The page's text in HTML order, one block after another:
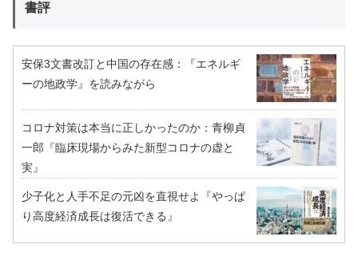
書評
安保3文書改訂と中国の存在感：『エネルギ
ーの地政学』を読みながら
コロナ対策は本当に正しかったのか：青柳貞
一郎『臨床現場からみた新型コロナの虚と
実』
少子化と人手不足の元凶を直視せよ『やっぱ
り高度経済成長は復活できる』